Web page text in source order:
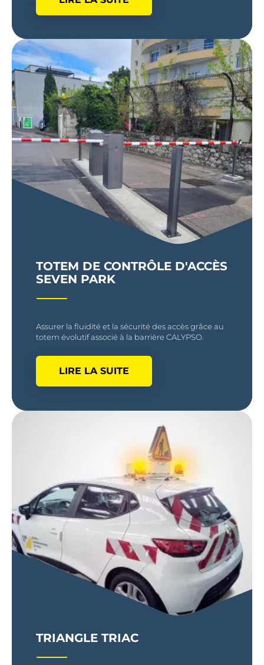
TOTEM DE CONTRÔLE D'ACCÈS
SEVEN PARK
Assurer la fluidité et la sécurité des accès grâce au
totem évolutif associé à la barrière CALYPSO.
LIRE LA SUITE
TRIANGLE TRIAC